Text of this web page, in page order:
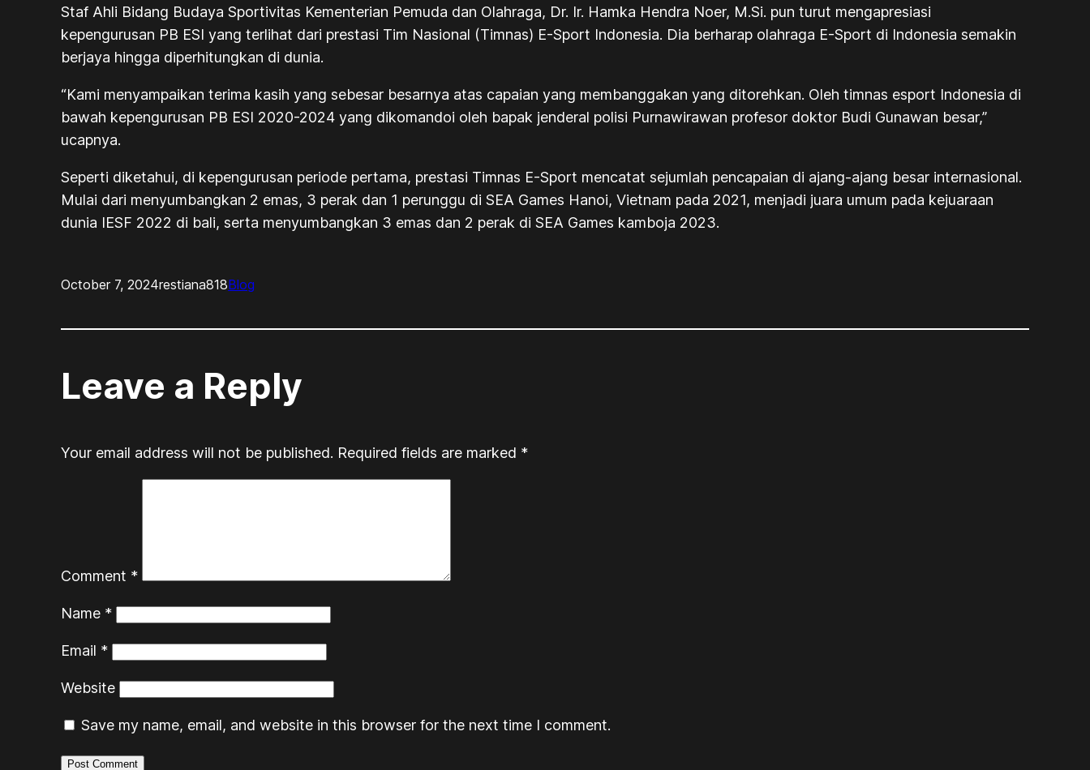
Staf Ahli Bidang Budaya Sportivitas Kementerian Pemuda dan Olahraga, Dr. Ir. Hamka Hendra Noer, M.Si. pun turut mengapresiasi
kepengurusan PB ESI yang terlihat dari prestasi Tim Nasional (Timnas) E-Sport Indonesia. Dia berharap olahraga E-Sport di Indonesia semakin
berjaya hingga diperhitungkan di dunia.
“Kami menyampaikan terima kasih yang sebesar besarnya atas capaian yang membanggakan yang ditorehkan. Oleh timnas esport Indonesia di
bawah kepengurusan PB ESI 2020-2024 yang dikomandoi oleh bapak jenderal polisi Purnawirawan profesor doktor Budi Gunawan besar,”
ucapnya.
Seperti diketahui, di kepengurusan periode pertama, prestasi Timnas E-Sport mencatat sejumlah pencapaian di ajang-ajang besar internasional.
Mulai dari menyumbangkan 2 emas, 3 perak dan 1 perunggu di SEA Games Hanoi, Vietnam pada 2021, menjadi juara umum pada kejuaraan
dunia IESF 2022 di bali, serta menyumbangkan 3 emas dan 2 perak di SEA Games kamboja 2023.
October 7, 2024restiana818Blog
Leave a Reply
Your email address will not be published. Required fields are marked *
Comment *
Name *
Email *
Website
Save my name, email, and website in this browser for the next time I comment.